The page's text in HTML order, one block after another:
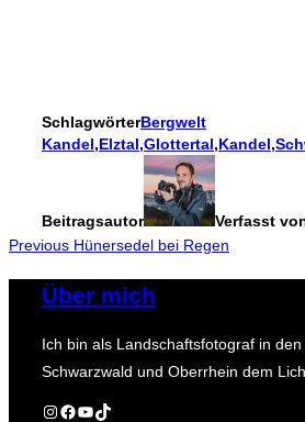
SchlagwörterBergwelt
Kandel,Elztal,Glottertal,Kandel,
Beitragsautor Verfasst
Beitragsnavigation
Previous
Previous Hünersedel bei Regen
Über mich
Ich bin als Landschaftsfotograf in
Schwarzwald und Oberrhein dem
Instagram
Facebook
YouTube
TikTok